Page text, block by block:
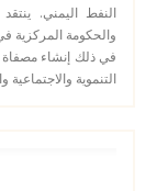
النفط اليمني.
والحكومة المركزية
في ذلك إنشاء مصفاة
التنموية